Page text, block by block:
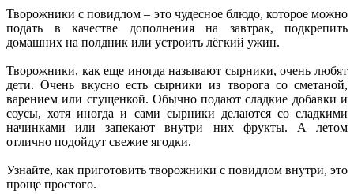
Творожники с повидлом – это чудесное блюдо, которое можно
подать в качестве дополнения на завтрак, подкрепить
домашних на полдник или устроить лёгкий ужин.
Творожники, как еще иногда называют сырники, очень любят
дети. Очень вкусно есть сырники из творога со сметаной,
варением или сгущенкой. Обычно подают сладкие добавки и
соусы, хотя иногда и сами сырники делаются со сладкими
начинками или запекают внутри них фрукты. А летом
отлично подойдут свежие ягодки.
Узнайте, как приготовить творожники с повидлом внутри, это
проще простого.